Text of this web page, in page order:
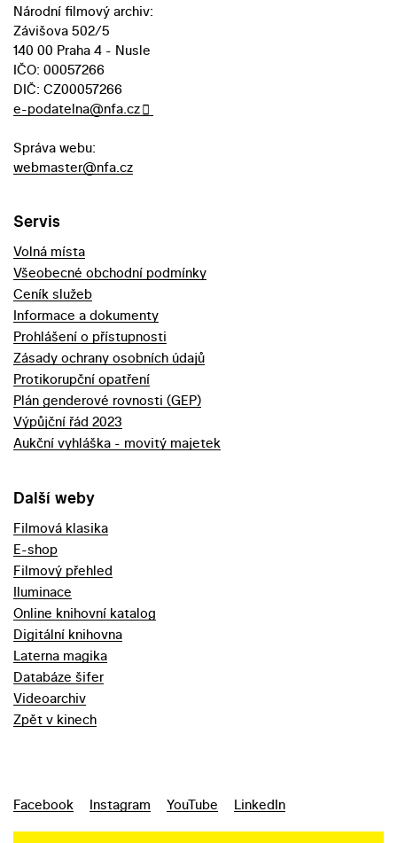
Národní filmový archiv:
Závišova 502/5
140 00 Praha 4 - Nusle
IČO: 00057266
DIČ: CZ00057266
e-podatelna@nfa.cz
Správa webu:
webmaster@nfa.cz
Servis
Volná místa
Všeobecné obchodní podmínky
Ceník služeb
Informace a dokumenty
Prohlášení o přístupnosti
Zásady ochrany osobních údajů
Protikorupční opatření
Plán genderové rovnosti (GEP)
Výpůjční řád 2023
Aukční vyhláška - movitý majetek
Další weby
Filmová klasika
E-shop
Filmový přehled
Iluminace
Online knihovní katalog
Digitální knihovna
Laterna magika
Databáze šifer
Videoarchiv
Zpět v kinech
Facebook Instagram YouTube LinkedIn